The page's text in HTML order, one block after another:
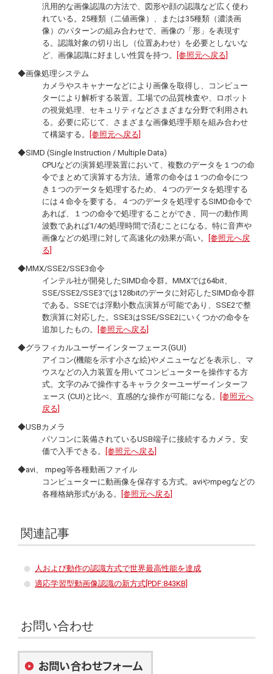
汎用的な画像認識の方法で、図形や顔の認識など広く使わ
れている。25種類（二値画像）、または35種類（濃淡画
像）のパターンの組み合わせで、画像の「形」を表現す
る。認識対象の切り出し（位置あわせ）を必要としないな
ど、画像認識に好ましい性質を持つ。
[参照元へ戻る]
◆画像処理システム
カメラやスキャナーなどにより画像を取得し、コンピュー
ターにより解析する装置。工場での品質検査や、ロボット
の視覚処理、セキュリティなどさまざまな分野で利用され
る。必要に応じて、さまざまな画像処理手順を組み合わせ
て構築する。
[参照元へ戻る]
◆SIMD (Single Instruction / Multiple Data)
CPUなどの演算処理装置において、複数のデータを１つの命
令でまとめて演算する方法。通常の命令は１つの命令につ
き１つのデータを処理するため、４つのデータを処理する
には４命令を要する。４つのデータを処理するSIMD命令で
あれば、１つの命令で処理することができ、同一の動作周
波数であれば1/4の処理時間で済むことになる。特に音声や
画像などの処理に対して高速化の効果が高い。
[参照元へ戻
る]
◆MMX/SSE2/SSE3命令
インテル社が開発したSIMD命令群。MMXでは64bit、
SSE/SSE2/SSE3では128bitのデータに対応したSIMD命令群
である。SSEでは浮動小数点演算が可能であり、SSE2で整
数演算に対応した。SSE3はSSE/SSE2にいくつかの命令を
追加したもの。
[参照元へ戻る]
◆グラフィカルユーザーインターフェース(GUI)
アイコン(機能を示す小さな絵)やメニューなどを表示し、マ
ウスなどの入力装置を用いてコンピューターを操作する方
式。文字のみで操作するキャラクターユーザーインターフ
ェース (CUI)と比べ、直感的な操作が可能になる。
[参照元へ
戻る]
◆USBカメラ
パソコンに装備されているUSB端子に接続するカメラ。安
価で入手できる。
[参照元へ戻る]
◆avi、 mpeg等各種動画ファイル
コンピューターに動画像を保存する方式。aviやmpegなどの
各種格納形式がある。
[参照元へ戻る]
関連記事
人および動作の認識方式で世界最高性能を達成
適応学習型動画像認識の新方式[PDF:843KB]
お問い合わせ